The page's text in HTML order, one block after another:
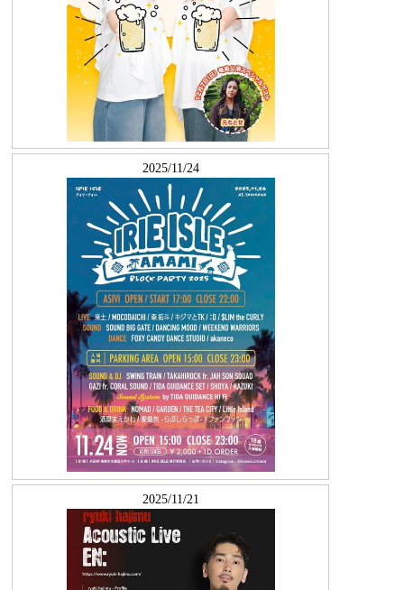
2025/11/24
2025/11/21